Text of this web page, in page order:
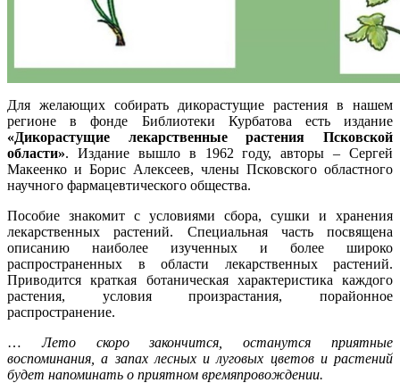
Для желающих собирать дикорастущие растения в нашем
регионе в фонде Библиотеки Курбатова есть издание
«Дикорастущие лекарственные растения Псковской
области». Издание вышло в 1962 году, авторы – Сергей
Макеенко и Борис Алексеев, члены Псковского областного
научного фармацевтического общества.
Пособие знакомит с условиями сбора, сушки и хранения
лекарственных растений. Специальная часть посвящена
описанию наиболее изученных и более широко
распространенных в области лекарственных растений.
Приводится краткая ботаническая характеристика каждого
растения, условия произрастания, порайонное
распространение.
…Лето скоро закончится, останутся приятные
воспоминания, а запах лесных и луговых цветов и растений
будет напоминать о приятном времяпровождении.